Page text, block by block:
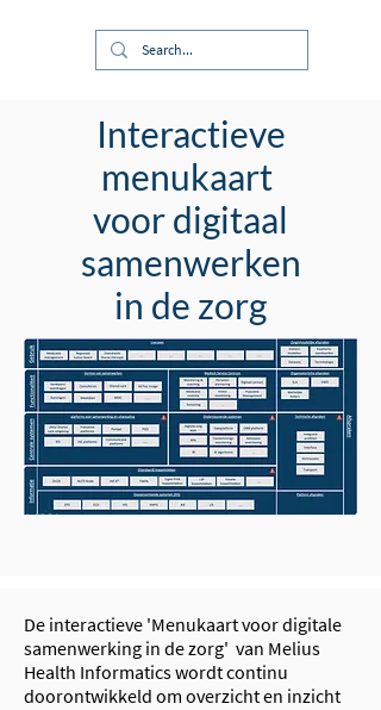
Interactieve
menukaart
voor digitaal
samenwerken
in de zorg
De interactieve 'Menukaart voor digitale
samenwerking in de zorg' van Melius
Health Informatics wordt continu
doorontwikkeld om overzicht en inzicht